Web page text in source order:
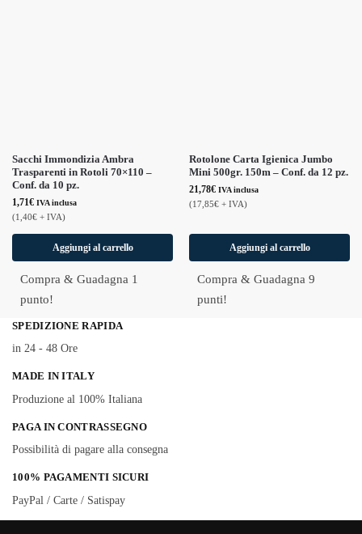
Sacchi Immondizia Ambra
Trasparenti in Rotoli 70×110 –
Conf. da 10 pz.
1,71€ IVA inclusa
(1,40€ + IVA)
Aggiungi al carrello
Compra & Guadagna 1
punto!
Rotolone Carta Igienica Jumbo
Mini 500gr. 150m – Conf. da 12 pz.
21,78€ IVA inclusa
(17,85€ + IVA)
Aggiungi al carrello
Compra & Guadagna 9
punti!
SPEDIZIONE RAPIDA
in 24 - 48 Ore
MADE IN ITALY
Produzione al 100% Italiana
PAGA IN CONTRASSEGNO
Possibilità di pagare alla consegna
100% PAGAMENTI SICURI
PayPal / Carte / Satispay